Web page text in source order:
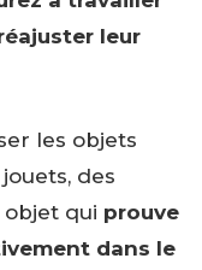
leur
les objets
des
objet qui prouve
dans le